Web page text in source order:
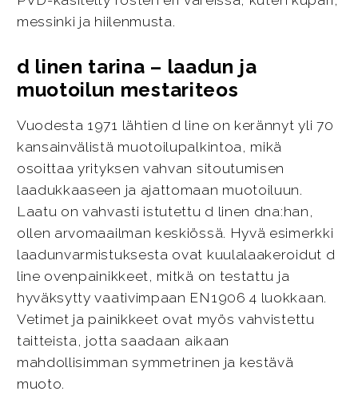
messinki ja hiilenmusta.
d linen tarina – laadun ja
muotoilun mestariteos
Vuodesta 1971 lähtien d line on kerännyt yli 70
kansainvälistä muotoilupalkintoa, mikä
osoittaa yrityksen vahvan sitoutumisen
laadukkaaseen ja ajattomaan muotoiluun.
Laatu on vahvasti istutettu d linen dna:han,
ollen arvomaailman keskiössä. Hyvä esimerkki
laadunvarmistuksesta ovat kuulalaakeroidut d
line ovenpainikkeet, mitkä on testattu ja
hyväksytty vaativimpaan EN1906 4 luokkaan.
Vetimet ja painikkeet ovat myös vahvistettu
taitteista, jotta saadaan aikaan
mahdollisimman symmetrinen ja kestävä
muoto.